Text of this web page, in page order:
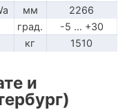
мм
2266
град.
-5 … +30
кг 1510
и